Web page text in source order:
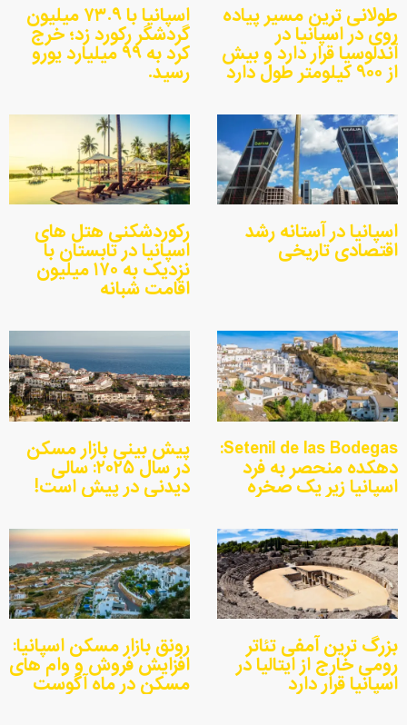
طولانی ترین مسیر پیاده
روی در اسپانیا در
آندلوسیا قرار دارد و بیش
از ۹۰۰ کیلومتر طول دارد
اسپانیا با ۷۳.۹ میلیون
گردشگر رکورد زد؛ خرج
کرد به ۹۹ میلیارد یورو
رسید.
اسپانیا در آستانه رشد
اقتصادی تاریخی
رکوردشکنی هتل های
اسپانیا در تابستان با
نزدیک به ۱۷۰ میلیون
اقامت شبانه
Setenil de las Bodegas:
دهکده منحصر به فرد
اسپانیا زیر یک صخره
پیش بینی بازار مسکن
در سال ۲۰۲۵: سالی
دیدنی در پیش است!
بزرگ ترین آمفی تئاتر
رومی خارج از ایتالیا در
اسپانیا قرار دارد
رونق بازار مسکن اسپانیا:
افزایش فروش و وام های
مسکن در ماه آگوست